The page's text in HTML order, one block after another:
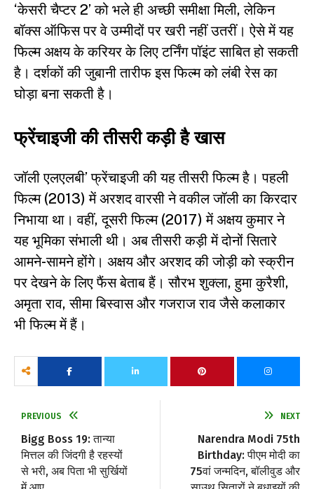
‘केसरी चैप्टर 2’ को भले ही अच्छी समीक्षा मिली, लेकिन
बॉक्स ऑफिस पर वे उम्मीदों पर खरी नहीं उतरीं। ऐसे में यह
फिल्म अक्षय के करियर के लिए टर्निंग पॉइंट साबित हो सकती
है। दर्शकों की जुबानी तारीफ इस फिल्म को लंबी रेस का
घोड़ा बना सकती है।
फ्रेंचाइजी की तीसरी कड़ी है खास
जॉली एलएलबी’ फ्रेंचाइजी की यह तीसरी फिल्म है। पहली
फिल्म (2013) में अरशद वारसी ने वकील जॉली का किरदार
निभाया था। वहीं, दूसरी फिल्म (2017) में अक्षय कुमार ने
यह भूमिका संभाली थी। अब तीसरी कड़ी में दोनों सितारे
आमने-सामने होंगे। अक्षय और अरशद की जोड़ी को स्क्रीन
पर देखने के लिए फैंस बेताब हैं। सौरभ शुक्ला, हुमा कुरैशी,
अमृता राव, सीमा बिस्वास और गजराज राव जैसे कलाकार
भी फिल्म में हैं।
PREVIOUS
Bigg Boss 19: तान्या
मित्तल की जिंदगी है रहस्यों
से भरी, अब पिता भी सुर्खियों
NEXT
Narendra Modi 75th
Birthday: पीएम मोदी का
75वां जन्मदिन, बॉलीवुड और